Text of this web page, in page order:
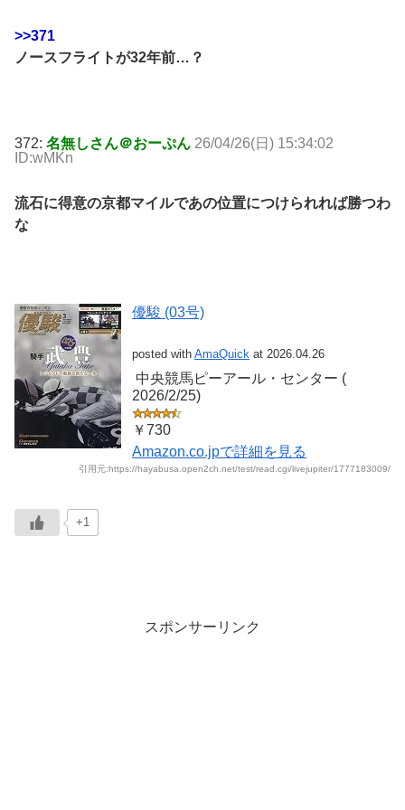
>>371
ノースフライトが32年前…？
372: 名無しさん＠おーぷん 26/04/26(日) 15:34:02
ID:wMKn
流石に得意の京都マイルであの位置につけられれば勝つわ
な
優駿 (03号)
posted with AmaQuick at 2026.04.26
‎ 中央競馬ピーアール・センター (‎
2026/2/25)
￥730
Amazon.co.jpで詳細を見る
引用元:https://hayabusa.open2ch.net/test/read.cgi/livejupiter/1777183009/
+1
スポンサーリンク